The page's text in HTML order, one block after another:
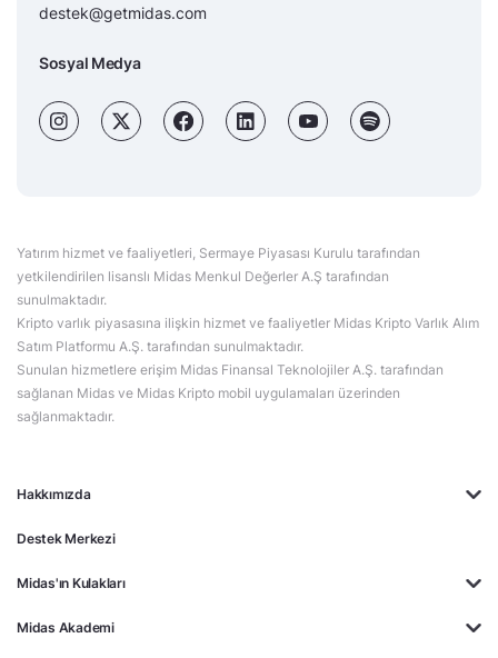
Hakkımızda
Destek Merkezi
Midas'ın Kulakları
Midas Akademi
destek@getmidas.com
Sosyal Medya
Yatırım hizmet ve faaliyetleri, Sermaye Piyasası Kurulu tarafından
yetkilendirilen lisanslı Midas Menkul Değerler A.Ş tarafından
sunulmaktadır.
Kripto varlık piyasasına ilişkin hizmet ve faaliyetler Midas Kripto Varlık Alım
Satım Platformu A.Ş. tarafından sunulmaktadır.
Sunulan hizmetlere erişim Midas Finansal Teknolojiler A.Ş. tarafından
sağlanan Midas ve Midas Kripto mobil uygulamaları üzerinden
sağlanmaktadır.